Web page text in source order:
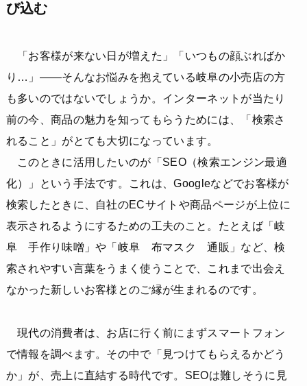
び込む
「お客様が来ない日が増えた」「いつもの顔ぶればか
り…」——そんなお悩みを抱えている岐阜の小売店の方
も多いのではないでしょうか。インターネットが当たり
前の今、商品の魅力を知ってもらうためには、「検索さ
れること」がとても大切になっています。
このときに活用したいのが「SEO（検索エンジン最適
化）」という手法です。これは、Googleなどでお客様が
検索したときに、自社のECサイトや商品ページが上位に
表示されるようにするための工夫のこと。たとえば「岐
阜 手作り味噌」や「岐阜 布マスク 通販」など、検
索されやすい言葉をうまく使うことで、これまで出会え
なかった新しいお客様とのご縁が生まれるのです。
現代の消費者は、お店に行く前にまずスマートフォン
で情報を調べます。その中で「見つけてもらえるかどう
か」が、売上に直結する時代です。SEOは難しそうに見